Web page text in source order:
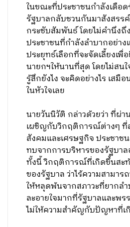
ในขณะที่ประชาชนกำลังเดือ
รัฐบาลกลับชวนกันมาสังสรรค์
กระชับสัมพันธ์ โดยไม่คำนึงถึ
ประชาชนที่กำลังลำบากอย่า
ประยุทธ์เลือกที่จะจัดเลี้ยงเพื่อ
นายกฯให้นานที่สุด โดยไม่สน
รู้สึกยังไง จะคิดอย่างไร เสมื
ในหัวใจเลย
นายวันนิวัติ กล่าวด้วยว่า ที่ผ่า
เผชิญกับวิกฤติการณ์ต่างๆ
สังคมและเศรษฐกิจ ประชา
ทบจากการบริหารของรัฐบาล
ทั้งนี้ วิกฤติการณ์ที่เกิดขึ้นสะ
ของรัฐบาล ว่าไร้ความสามาร
ให้หลุดพ้นจากสภาวะที่ยากล
ละอายใจมากที่รัฐบาลและพ
ไม่ให้ความสำคัญกับปัญหาที่เ